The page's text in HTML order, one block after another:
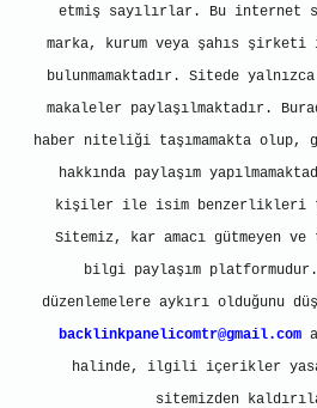
etmiş sayılırlar. Bu internet
marka, kurum veya şahıs
bulunmamaktadır. Sitede
makaleler paylaşılmaktadır.
haber niteliği taşımamakta olup,
hakkında paylaşım
kişiler ile isim benzerlikleri
Sitemiz, kar amacı gütmeyen
bilgi paylaşım
düzenlemelere aykırı olduğunu
backlinkpanelicomtr@gmail.com
halinde, ilgili içerikler
sitemizden